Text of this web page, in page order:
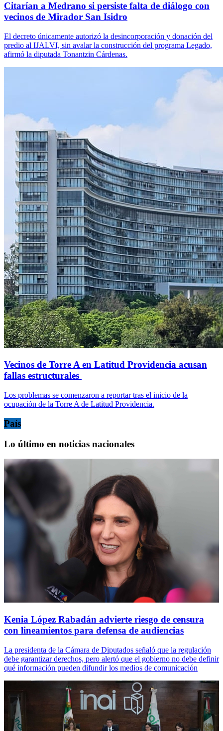
Citarían a Medrano si persiste falta de diálogo con
vecinos de Mirador San Isidro
El decreto únicamente autorizó la desincorporación y donación del
predio al IJALVI, sin avalar la construcción del programa Legado,
afirmó la diputada Tonantzin Cárdenas.
Vecinos de Torre A en Latitud Providencia acusan
fallas estructurales
Los problemas se comenzaron a reportar tras el inicio de la
ocupación de la Torre A de Latitud Providencia.
País
Lo último en noticias nacionales
Kenia López Rabadán advierte riesgo de censura
con lineamientos para defensa de audiencias
La presidenta de la Cámara de Diputados señaló que la regulación
debe garantizar derechos, pero alertó que el gobierno no debe definir
qué información pueden difundir los medios de comunicación